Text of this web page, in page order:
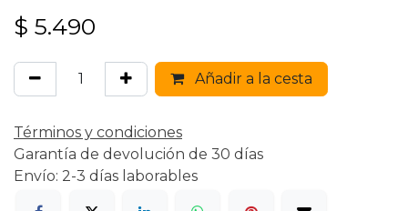
$ 5.490
Añadir a la cesta
Términos y condiciones
Garantía de devolución de 30 días
Envío: 2-3 días laborables